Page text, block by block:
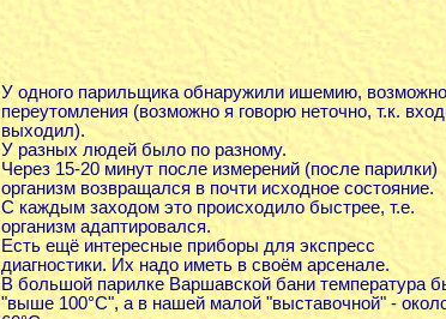
У одного парильщика обнаружили ишемию,
переутомления (возможно я говорю неточно, т.к.
выходил).
У разных людей было по разному.
Через 15-20 минут после измерений (после парилки)
организм возвращался в почти исходное состояние.
С каждым заходом это происходило быстрее, т.е.
организм адаптировался.
Есть ещё интересные приборы для экспресс
диагностики. Их надо иметь в своём арсенале.
В большой парилке Варшавской бани температура
"выше 100°С", а в нашей малой "выставочной" -